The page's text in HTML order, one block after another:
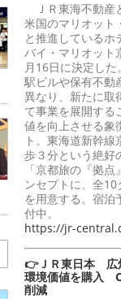
ＪＲ東海不動産
米国のマリオット
と推進しているホ
バイ・マリオット
月16日に決定し
駅ビルや保有不動
異なり、新たに取
て事業を展開する
値を向上させる象
ト。東海道新幹
歩３分という絶好
「京都旅の『拠
ンセプトに、全
を用意する。宿泊
付中。
https://jr-
👉ＪＲ東日本 広
環境価値を購入
削減